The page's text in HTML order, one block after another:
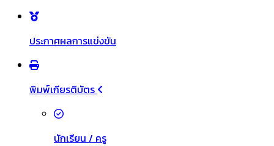
ประกาศผลการแข่งขัน
พิมพ์เกียรติบัตร
นักเรียน / ครู